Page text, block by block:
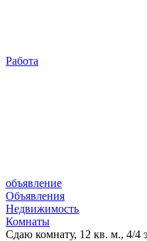
Работа
объявление
Объявления
Недвижимость
Комнаты
Сдаю комнату, 12 кв. м., 4/4